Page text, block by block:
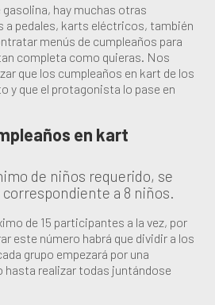
hay muchas otras
pedales, karts eléctricos, también
menús de cumpleaños para
completa como quieras. Nos
que los cumpleaños en kart de los
y que el protagonista lo pase en
en kart
de niños requerido, se
a 8 niños.
de 15 participantes a la vez, por
este número habrá que dividir a los
grupo empezará por una
hasta realizar todas juntándose